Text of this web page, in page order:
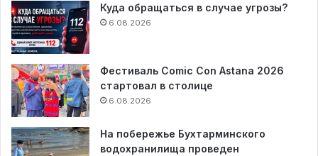
Куда обращаться в случае угрозы?
6.08.2026
Фестиваль Comic Con Astana 2026
стартовал в столице
6.08.2026
На побережье Бухтарминского
водохранилища проведен